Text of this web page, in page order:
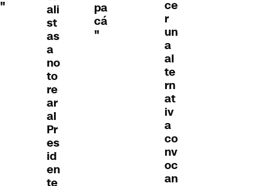
"
ali
st
as
a
no
to
re
ar
al
Pr
es
id
en
te
pa
cá
"
ce
r
un
a
al
te
rn
at
iv
a
co
nv
oc
an